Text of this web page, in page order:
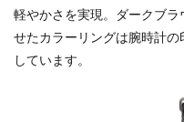
軽やかさを実現。ダークブ
せたカラーリングは腕時計
しています。